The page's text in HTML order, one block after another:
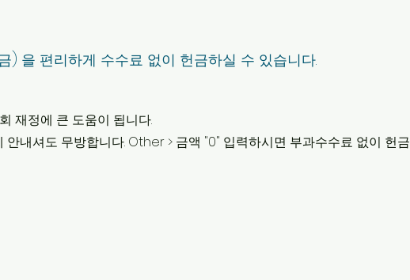
) 을 편리하게 수수료 없이 헌금하실 수 있습니다.
재정에 큰 도움이 됩니다.
내셔도 무방합니다. Other > 금액 "0" 입력하시면 부과수수료 없이 헌금